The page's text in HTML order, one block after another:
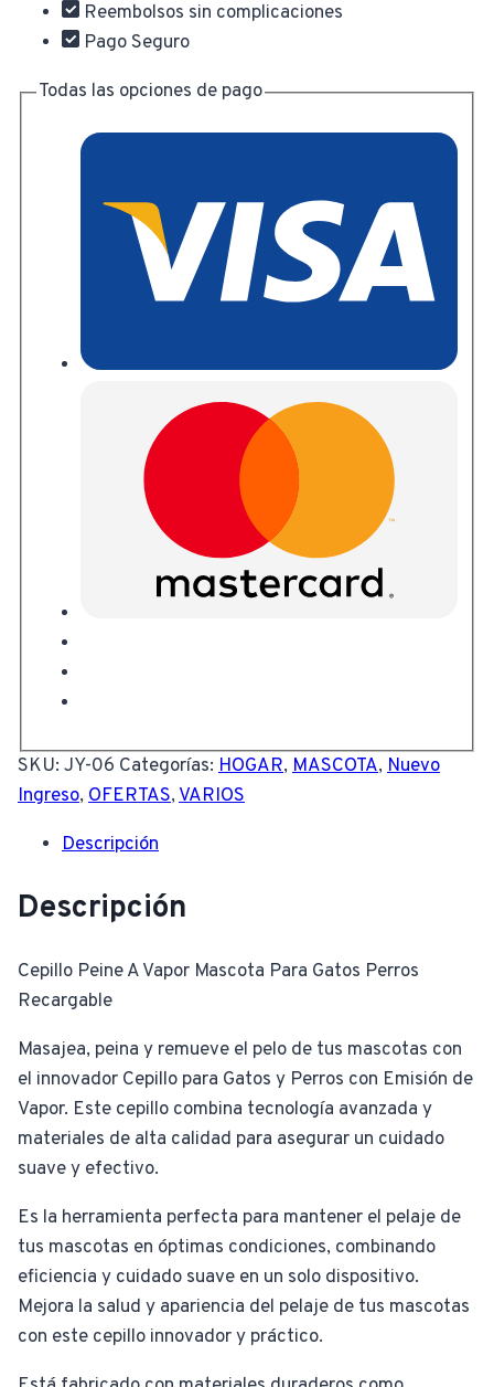
Gatos
Recargable
Reembolsos sin complicaciones
Pago Seguro
Todas las opciones de pago
SKU: JY-06 Categorías: HOGAR, MASCOTA, Nuevo
Ingreso, OFERTAS,VARIOS
Descripción
Descripción
Cepillo Peine A Vapor Mascota Para Gatos Perros
Recargable
Masajea, peina y remueve el pelo de tus mascotas con
el innovador Cepillo para Gatos y Perros con Emisión de
Vapor. Este cepillo combina tecnología avanzada y
materiales de alta calidad para asegurar un cuidado
suave y efectivo.
Es la herramienta perfecta para mantener el pelaje de
tus mascotas en óptimas condiciones, combinando
eficiencia y cuidado suave en un solo dispositivo.
Mejora la salud y apariencia del pelaje de tus mascotas
con este cepillo innovador y práctico.